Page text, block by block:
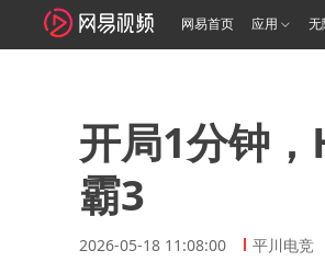
网易首页 应用 无
开局1分钟
霸3
2026-05-18 11:08:00 平川电竞